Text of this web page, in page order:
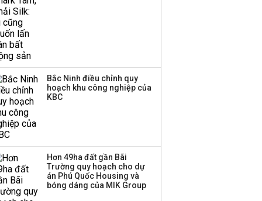
Bắc Ninh điều chỉnh quy
hoạch khu công nghiệp của
KBC
Hơn 49ha đất gần Bãi
Trường quy hoạch cho dự
án Phú Quốc Housing và
bóng dáng của MIK Group